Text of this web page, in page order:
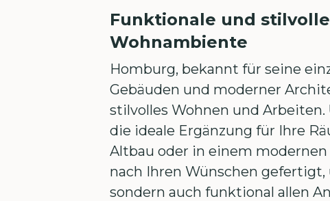
Funktionale und
Wohnambiente
Homburg, bekannt für seine
Gebäuden und moderner
stilvolles Wohnen und
die ideale Ergänzung für Ihre
Altbau oder in einem
nach Ihren Wünschen
sondern auch funktional allen